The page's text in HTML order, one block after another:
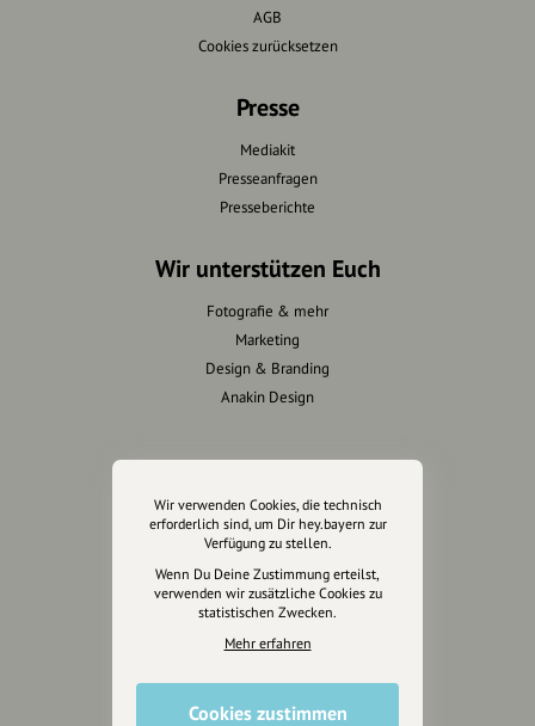
AGB
Cookies zurücksetzen
Presse
Mediakit
Presseanfragen
Presseberichte
Wir unterstützen Euch
Fotografie & mehr
Marketing
Design & Branding
Anakin Design
Unterstütze
unsere Plattform
hey.bayern ist ein Projekt von
uns für unsere Region und
für alle, die uns besuchen
Wir verwenden Cookies, die technisch
erforderlich sind, um Dir hey.bayern zur
Verfügung zu stellen.
Wenn Du Deine Zustimmung erteilst,
verwenden wir zusätzliche Cookies zu
statistischen Zwecken.
Mehr erfahren
Cookies zustimmen